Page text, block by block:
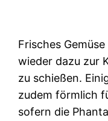
Frisches
wieder dazu zur
zu schießen.
zudem förmlich
sofern die